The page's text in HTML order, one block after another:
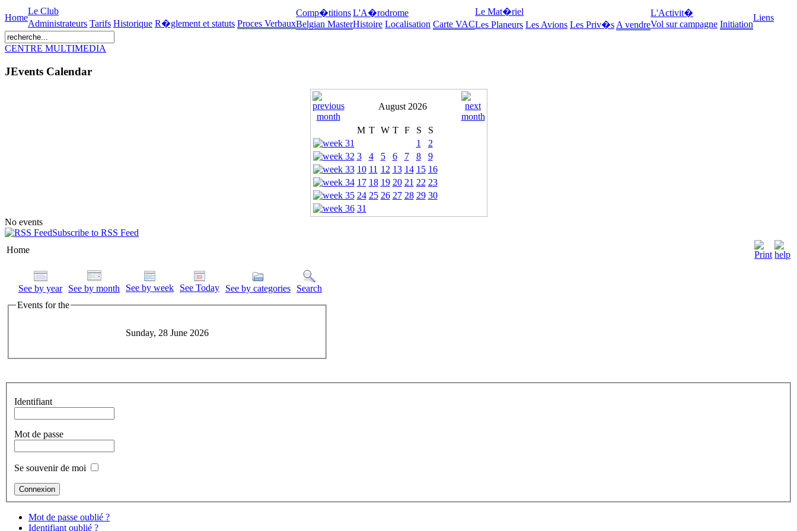
Home
Le Club
Administrateurs Tarifs Historique R�glement et statuts Proces Verbaux
Comp�titions
Belgian Master
L'A�rodrome
Histoire Localisation Carte VAC
Le Mat�riel
Les Planeurs Les Avions Les Priv�s A vendre
L'Activit�
Vol sur campagne Initiation
Liens
CENTRE MULTIMEDIA
JEvents Calendar
August 2026
M T W T F S
S
1
2
3
4 5 6 7 8
9
10 11 12 13 14 15 16
17 18 19 20 21 22 23
24 25 26 27 28 29 30
31
No events
Subscribe to RSS Feed
Home
See by year See by month See by week See Today See by categories
Search
Events for the
Sunday, 28 June 2026
Identifiant
Mot de passe
Se souvenir de moi
Mot de passe oublié ?
Identifiant oublié ?